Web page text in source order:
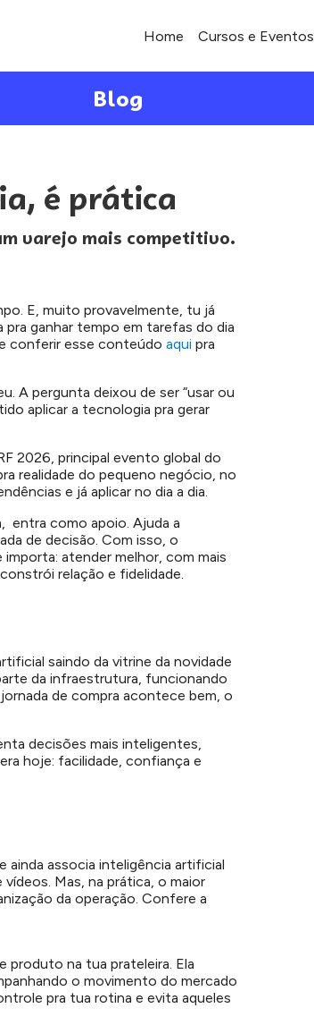
Home Cursos e Eventos
Blog
é prática
varejo mais competitivo.
E, muito provavelmente, tu já
ganhar tempo em tarefas do dia
conferir esse conteúdo aqui pra
A pergunta deixou de ser “usar ou
aplicar a tecnologia pra gerar
2026, principal evento global do
realidade do pequeno negócio, no
e já aplicar no dia a dia.
entra como apoio. Ajuda a
de decisão. Com isso, o
atender melhor, com mais
relação e fidelidade.
saindo da vitrine da novidade
da infraestrutura, funcionando
de compra acontece bem, o
decisões mais inteligentes,
hoje: facilidade, confiança e
associa inteligência artificial
Mas, na prática, o maior
da operação. Confere a
produto na tua prateleira. Ela
o movimento do mercado
pra tua rotina e evita aqueles